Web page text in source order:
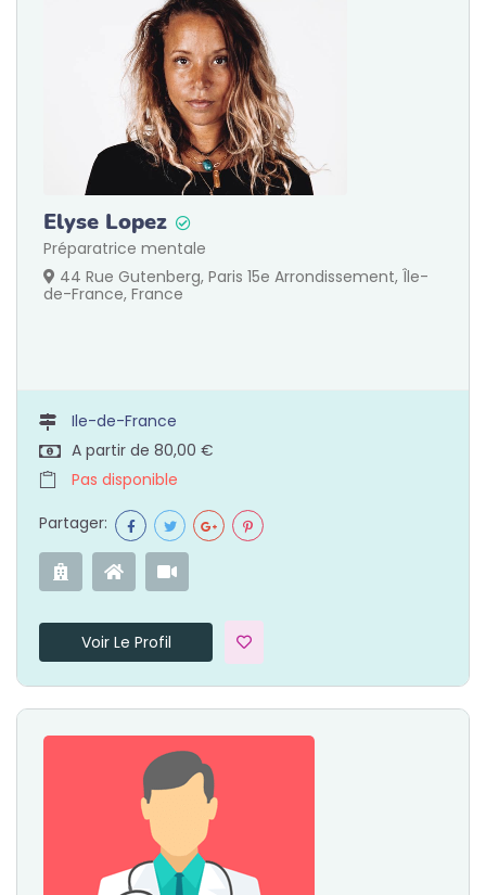
Elyse Lopez
Préparatrice mentale
44 Rue Gutenberg, Paris 15e Arrondissement, Île-
de-France, France
Ile-de-France
A partir de 80,00 €
Pas disponible
Partager:
Voir Le Profil